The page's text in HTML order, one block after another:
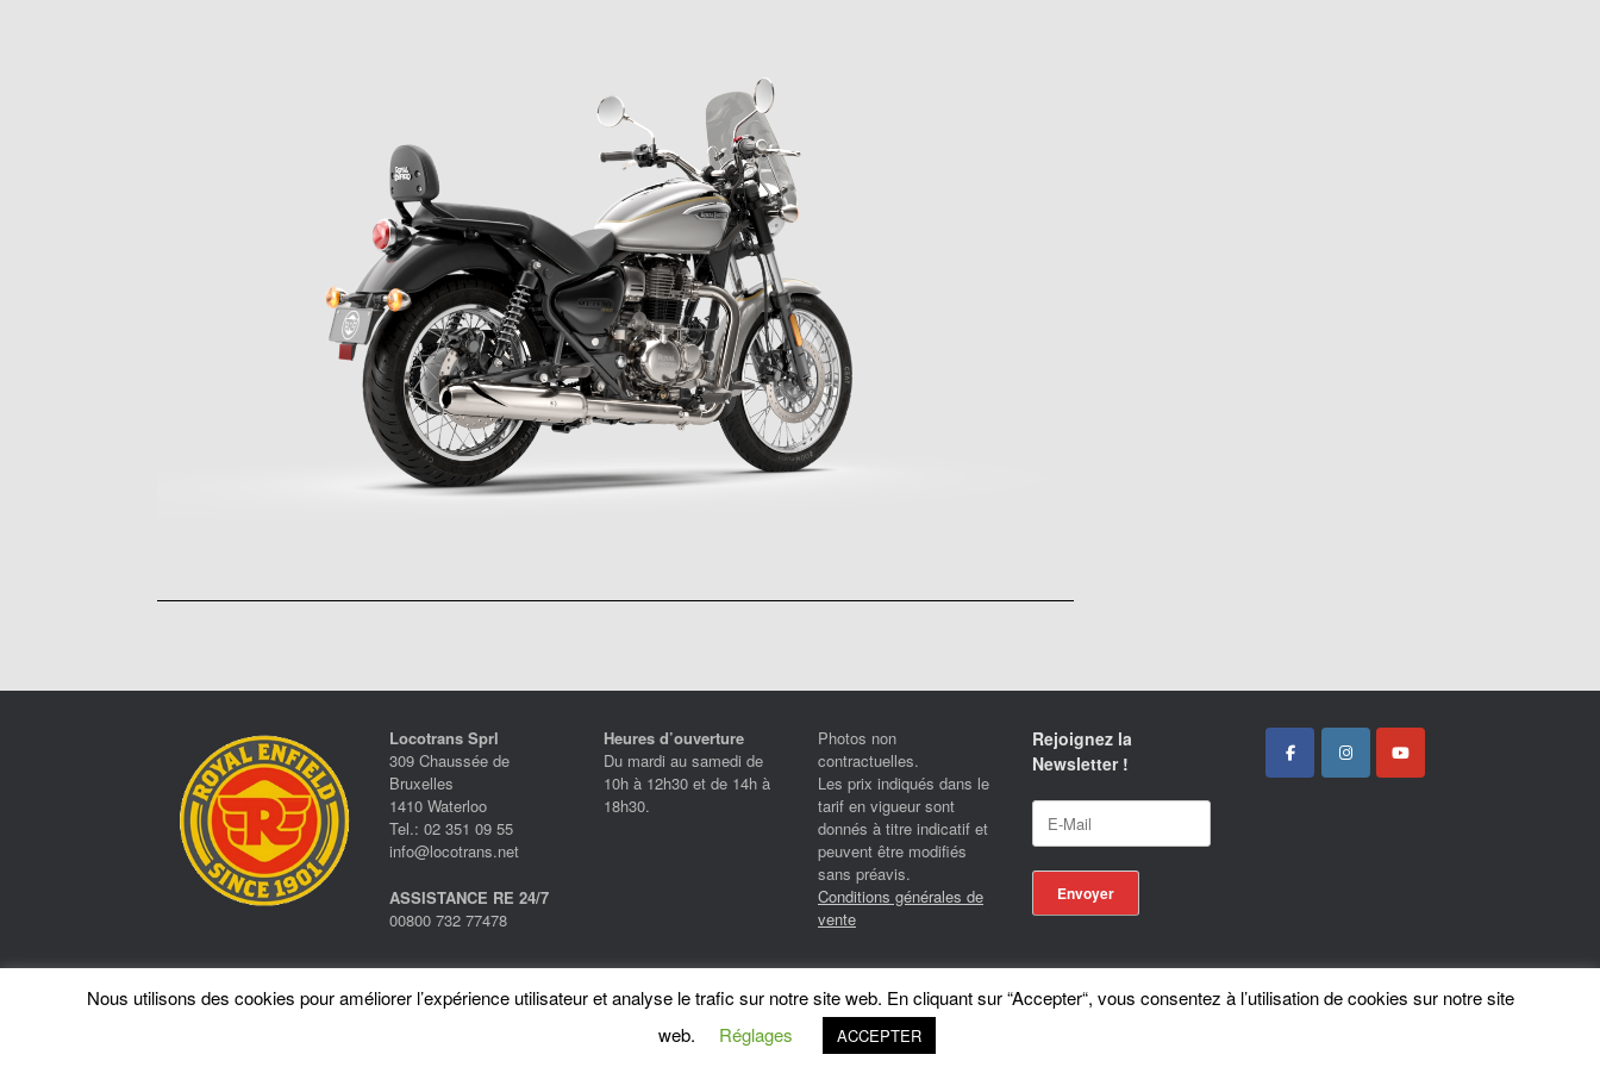
Locotrans Sprl
309 Chaussée de
Bruxelles
1410 Waterloo
Tel.: 02 351 09 55
info@locotrans.net
ASSISTANCE RE 24/7
00800 732 77478
Heures d’ouverture
Du mardi au samedi de
10h à 12h30 et de 14h à
18h30.
Photos non
contractuelles.
Les prix indiqués dans le
tarif en vigueur sont
donnés à titre indicatif et
peuvent être modifiés
sans préavis.
Conditions générales de
vente
Rejoignez la
Newsletter !
ASiteOrigin Theme
Nous utilisons des cookies pour améliorer l’expérience utilisateur et analyse le trafic sur notre site web. En cliquant sur “Accepter“, vous consentez à l’utilisation de cookies sur notre site
web.
Réglages ACCEPTER